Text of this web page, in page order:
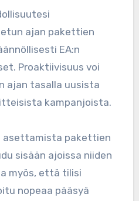
ajan pakettien
EA:n
Proaktiivisuus voi
ajan tasalla uusista
kampanjoista.
asettamista pakettien
sisään ajoissa niiden
myös, että tilisi
nopeaa pääsyä